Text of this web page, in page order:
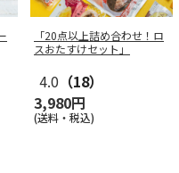
「20点以上詰め合わせ！ロ
スおたすけセット」
4.0 （18）
3,980円
(送料・税込)